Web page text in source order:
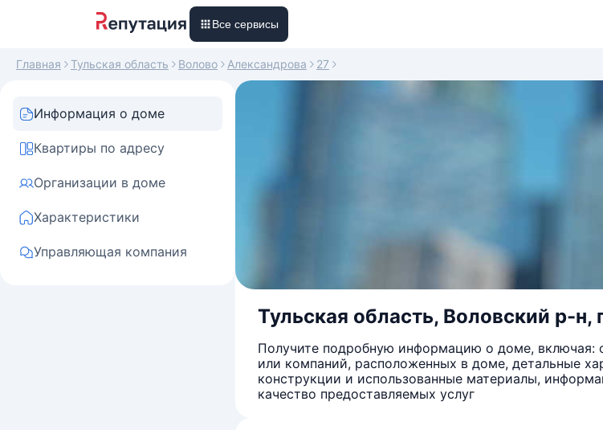
Все сервисы
Главная Тульская область Волово Александрова 27
Информация о доме
Квартиры по адресу
Организации в доме
Характеристики
Управляющая компания
Тульская область, Воловский р-
Получите подробную информацию о доме, включая:
или компаний, расположенных в доме, детальные
конструкции и использованные материалы,
качество предоставляемых услуг